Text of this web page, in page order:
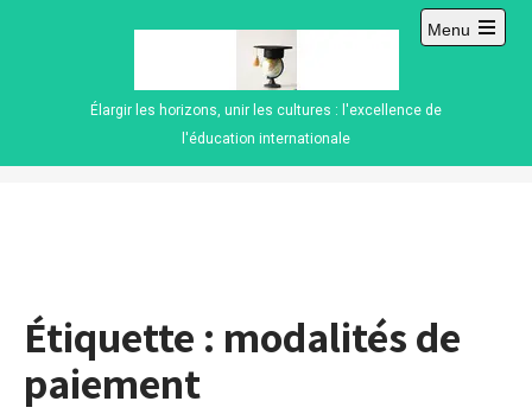
Élargir les horizons, unir les cultures : l'excellence de
l'éducation internationale
Menu
Open
Étiquette : modalités de
paiement